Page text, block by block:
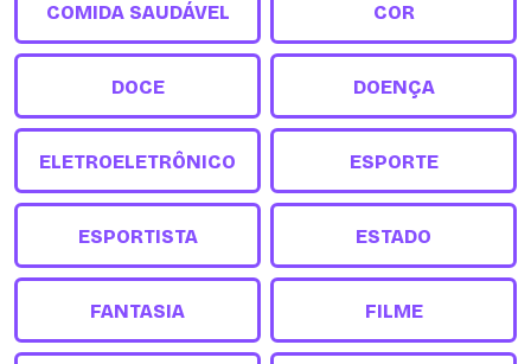
COMIDA SAUDÁVEL COR
DOCE DOENÇA
ELETROELETRÔNICO ESPORTE
ESPORTISTA ESTADO
FANTASIA FILME